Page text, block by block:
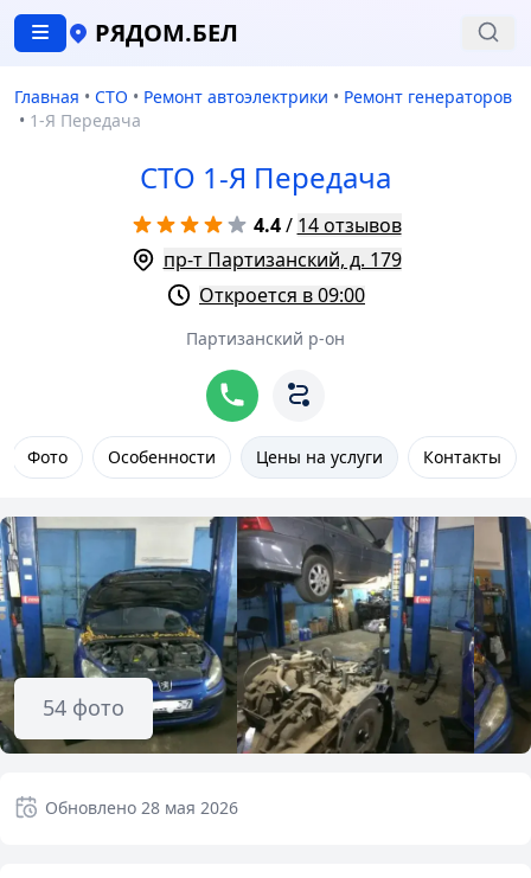
РЯДОМ.БЕЛ
Главная • СТО • Ремонт автоэлектрики • Ремонт генераторов
• 1-Я Передача
СТО 1-Я Передача
4.4/ 14 отзывов
пр-т Партизанский, д. 179
Откроется в 09:00
Партизанский р-он
Фото Особенности Цены на услуги Контакты
54 фото
Обновлено 28 мая 2026